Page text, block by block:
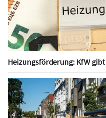
Heizungsförderung: KfW